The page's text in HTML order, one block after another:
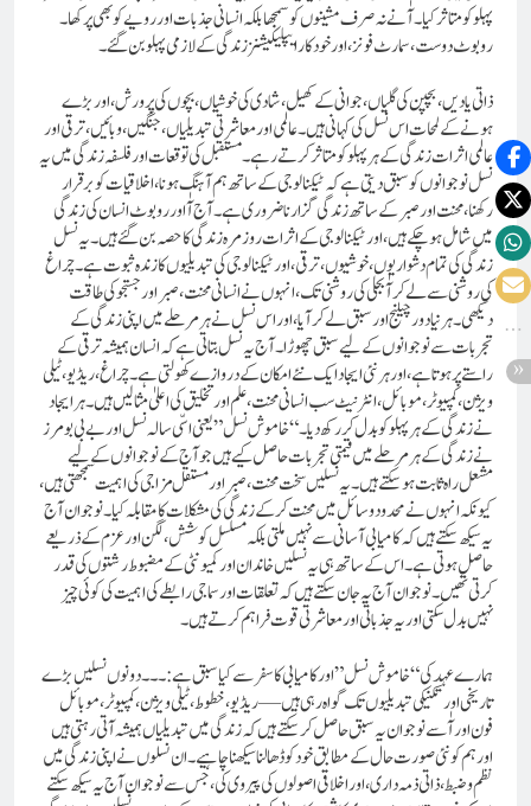
پہلو کو متاثر کیا۔ آٰ نے نہ صرف مشینوں کو سمجھا بلکہ انسانی جذبات اور رویے کو بھی پرکھا۔
روبوٹ دوست، سمارٹ فونز، اور خودکار ایپلیکیشنز زندگی کے لازمی پہلو بن گئے۔
ذاتی یادیں، بچپن کی گلیاں، جوانی کے کھیل، شادی کی خوشیاں، بچوں کی پرورش، اور بڑے
ہونے کے لمحات اس نسل کی کہانی ہیں۔ عالمی اور معاشرتی تبدیلیاں، جنگیں، وبائیں، ترقی اور
عالمی اثرات زندگی کے ہر پہلو کو متاثر کرتے رہے۔مستقبل کی توقعات اور فلسفہ زندگی میں یہ
نسل نوجوانوں کو سبق دیتی ہے کہ ٹیکنالوجی کے ساتھ ہم آہنگ ہونا، اخلاقیات کو برقرار
رکھنا، محنت اور صبر کے ساتھ زندگی گزارنا ضروری ہے۔ آج آٰ اور روبوٹ انسان کی زندگی
میں شامل ہو چکے ہیں، اور ٹیکنالوجی کے اثرات روزمرہ زندگی کا حصہ بن گئے ہیں۔یہ نسل
زندگی کی تمام دشواریوں، خوشیوں، ترقی، اور ٹیکنالوجی کی تبدیلیوں کا زندہ ثبوت ہے۔ چراغ
کی روشنی سے لے کر آٰ بجلی کی روشنی تک، انہوں نے انسانی محنت، صبر اور جستجو کی طاقت
دیکھی۔ ہر نیا دور چیلنج اور سبق لے کر آیا، اور اس نسل نے ہر مرحلے میں اپنی زندگی کے
تجربات سے نوجوانوں کے لیے سبق چھوڑا۔آج یہ نسل بتاتی ہے کہ انسان ہمیشہ ترقی کے
راستے پر ہوتا ہے، اور ہر نئی ایجاد ایک نئے امکان کے دروازے کھولتی ہے۔ چراغ، ریڈیو، ٹیلی
ویژن، کمپیوٹر، موبائل، انٹرنیٹ سب انسانی محنت، علم اور تخلیق کی اعلیٰ مثالیں ہیں۔ ہر ایجاد
نے زندگی کے ہر پہلو کو بدل کر رکھ دیا۔ “خاموش نسل” یعنی اسّی سالہ نسل اور بے بی بومرز
نے زندگی کے ہر مرحلے میں قیمتی تجربات حاصل کیے ہیں جو آج کے نوجوانوں کے لیے
مشعل راہ ثابت ہو سکتے ہیں۔ یہ نسلیں سخت محنت، صبر اور مستقل مزاجی کی اہمیت سمجھتی ہیں،
کیونکہ انہوں نے محدود وسائل میں محنت کر کے زندگی کی مشکلات کا مقابلہ کیا۔ نوجوان آج
یہ سیکھ سکتے ہیں کہ کامیابی آسانی سے نہیں ملتی بلکہ مسلسل کوشش، لگن اور عزم کے ذریعے
حاصل ہوتی ہے۔ اس کے ساتھ ہی یہ نسلیں خاندان اور کمیونٹی کے مضبوط رشتوں کی قدر
کرتی تھیں۔ نوجوان آج یہ جان سکتے ہیں کہ تعلقات اور سماجی رابطے کی اہمیت کی کوئی چیز
نہیں بدل سکتی اور یہ جذباتی اور معاشرتی قوت فراہم کرتے ہیں۔
ہمارے عہد کی “خاموش نسل” اور کامیابی کا سفر سے کیا سبق ہے:۔۔۔ دونوں نسلیں بڑے
تاریخی اور تکنیکی تبدیلیوں تک گواہ رہی ہیں—ریڈیو، خطوط، ٹیلی ویژن، کمپیوٹر، موبائل
فون اور آٰ سے نوجوان یہ سبق حاصل کر سکتے ہیں کہ زندگی میں تبدیلیاں ہمیشہ آتی رہتی ہیں
اور ہم کو نئی صورت حال کے مطابق خود کو ڈھالنا سیکھنا چاہیے۔ ان نسلوں نے اپنی زندگی میں
نظم و ضبط، ذاتی ذمہ داری، اور اخلاقی اصولوں کی پیروی کی، جس سے نوجوان آج یہ سیکھ سکتے